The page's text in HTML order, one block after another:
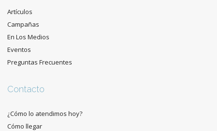
Artículos
Campañas
En Los Medios
Eventos
Preguntas Frecuentes
Contacto
¿Cómo lo atendimos hoy?
Cómo llegar